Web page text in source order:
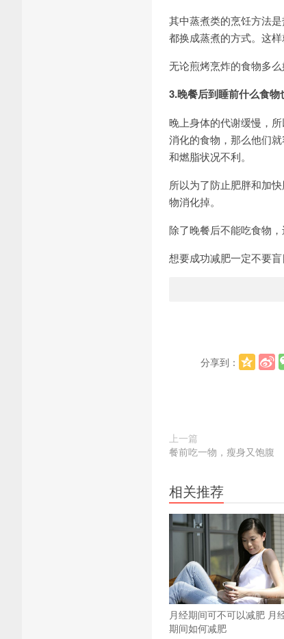
其中蒸煮类的烹饪方法
都换成蒸煮的方式。这样
无论煎烤烹炸的食物多
3.晚餐后到睡前什么食物
晚上身体的代谢缓慢，
消化的食物，那么他们
和燃脂状况不利。
所以为了防止肥胖和加
物消化掉。
除了晚餐后不能吃食物
想要成功减肥一定不要
分享到：
上一篇
餐前吃一物，瘦身又饱腹
相关推荐
月经期间可不可以减肥 月
期间如何减肥